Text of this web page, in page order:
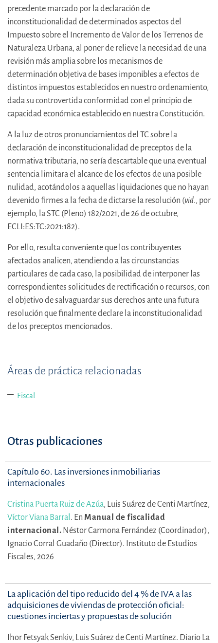
precedente marcado por la declaración de
inconstitucionalidad de determinados aspectos del
Impuesto sobre el Incremento de Valor de los Terrenos de
Naturaleza Urbana, al poner de relieve la necesidad de una
revisión más amplia sobre los mecanismos de
determinación objetiva de bases imponibles a efectos de
distintos impuestos establecidos en nuestro ordenamiento,
dada su controvertida conformidad con el principio de
capacidad económica establecido en nuestra Constitución.
A la luz de otros pronunciamientos del TC sobre la
declaración de inconstitucionalidad de preceptos de la
normativa tributaria, no sería descartable que una eventual
sentencia limitara el alcance de los efectos de una posible
nulidad, acotándolos a aquellas liquidaciones que no hayan
devenido firmes a la fecha de dictarse la resolución (vid., por
ejemplo, la STC (Pleno) 182/2021, de 26 de octubre,
ECLI:ES:TC:2021:182).
Por ello, resulta conveniente que los contribuyentes
afectados analicen, atendiendo a las circunstancias
particulares de cada caso, la posibilidad de interponer las
correspondientes solicitudes de rectificación o recursos, con
el objetivo de salvaguardar sus derechos ante una futura
resolución que finalmente declare la inconstitucionalidad
de los preceptos mencionados.
Áreas de práctica relacionadas
Fiscal
Otras publicaciones
Capítulo 60. Las inversiones inmobiliarias
internacionales
Cristina Puerta Ruiz de Azúa, Luis Suárez de Centi Martínez,
Víctor Viana Barral . EnManual de fiscalidad
internacional. Néstor Carmona Fernández (Coordinador),
Ignacio Corral Guadaño (Director). Instituto de Estudios
Fiscales, 2026
La aplicación del tipo reducido del 4 % de IVA a las
adquisiciones de viviendas de protección oficial:
cuestiones inciertas y propuestas de solución
Ihor Fetsyak Senkiv, Luis Suárez de Centi Martínez. Diario La